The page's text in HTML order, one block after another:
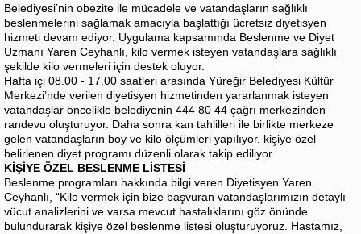
Belediyesi’nin obezite ile mücadele ve vatandaşların sağlıklı
beslenmelerini sağlamak amacıyla başlattığı ücretsiz diyetisyen
hizmeti devam ediyor. Uygulama kapsamında Beslenme ve Diyet
Uzmanı Yaren Ceyhanlı, kilo vermek isteyen vatandaşlara sağlıklı
şekilde kilo vermeleri için destek oluyor.
Hafta içi 08.00 - 17.00 saatleri arasında Yüreğir Belediyesi Kültür
Merkezi’nde verilen diyetisyen hizmetinden yararlanmak isteyen
vatandaşlar öncelikle belediyenin 444 80 44 çağrı merkezinden
randevu oluşturuyor. Daha sonra kan tahlilleri ile birlikte merkeze
gelen vatandaşların boy ve kilo ölçümleri yapılıyor, kişiye özel
belirlenen diyet programı düzenli olarak takip ediliyor.
KİŞİYE ÖZEL BESLENME LİSTESİ
Beslenme programları hakkında bilgi veren Diyetisyen Yaren
Ceyhanlı, “Kilo vermek için bize başvuran vatandaşlarımızın detaylı
vücut analizlerini ve varsa mevcut hastalıklarını göz önünde
bulundurarak kişiye özel beslenme listesi oluşturuyoruz. Hastamız,